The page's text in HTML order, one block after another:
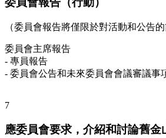
（委員會報告將僅限於對活動和公告
委員會主席報告
- 專員報告
- 委員會公告和未來委員會會議審議事
7
應委員會要求，介紹和討論舊